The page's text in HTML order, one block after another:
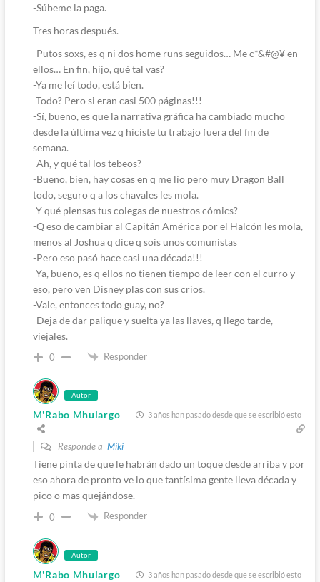
-Súbeme la paga.
Tres horas después.
-Putos soxs, es q ni dos home runs seguidos… Me c*&#@¥ en
ellos… En fin, hijo, qué tal vas?
-Ya me leí todo, está bien.
-Todo? Pero si eran casi 500 páginas!!!
-Sí, bueno, es que la narrativa gráfica ha cambiado mucho
desde la última vez q hiciste tu trabajo fuera del fin de
semana.
-Ah, y qué tal los tebeos?
-Bueno, bien, hay cosas en q me lío pero muy Dragon Ball
todo, seguro q a los chavales les mola.
-Y qué piensas tus colegas de nuestros cómics?
-Q eso de cambiar al Capitán América por el Halcón les mola,
menos al Joshua q dice q sois unos comunistas
-Pero eso pasó hace casi una década!!!
-Ya, bueno, es q ellos no tienen tiempo de leer con el curro y
eso, pero ven Disney plas con sus crios.
-Vale, entonces todo guay, no?
-Deja de dar palique y suelta ya las llaves, q llego tarde,
viejales.
0 Responder
Autor
M'Rabo Mhulargo 3 años han pasado desde que se escribió esto
Responde a Miki
Tiene pinta de que le habrán dado un toque desde arriba y por
eso ahora de pronto ve lo que tantísima gente lleva década y
pico o mas quejándose.
0 Responder
Autor
M'Rabo Mhulargo 3 años han pasado desde que se escribió esto